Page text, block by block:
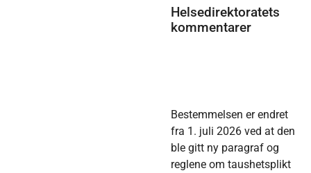
Helsedirektoratets
kommentarer
Bestemmelsen er endret
fra 1. juli 2026 ved at den
ble gitt ny paragraf og
reglene om taushetsplikt